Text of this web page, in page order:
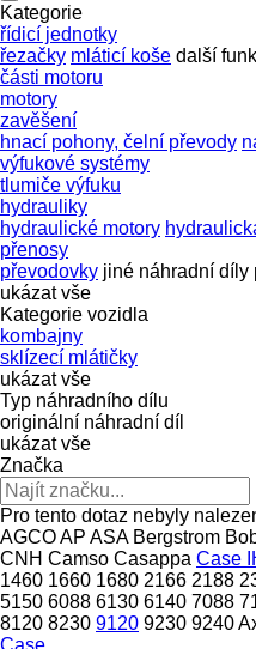
Kategorie
řídicí jednotky
řezačky mláticí koše další
části motoru
motory
zavěšení
hnací pohony, čelní převody
výfukové systémy
tlumiče výfuku
hydrauliky
hydraulické motory
přenosy
převodovky jiné náhradní díly
ukázat vše
Kategorie vozidla
kombajny
sklízecí mlátičky
ukázat vše
Typ náhradního dílu
originální náhradní díl
ukázat vše
Značka
Pro tento dotaz nebyly
AGCOAP ASA Bergstrom
CNH Camso Casappa Case
1460 1660 1680 2166 2188
5150 6088 6130 6140 7088
8120 8230 9120 9230 9240
Case